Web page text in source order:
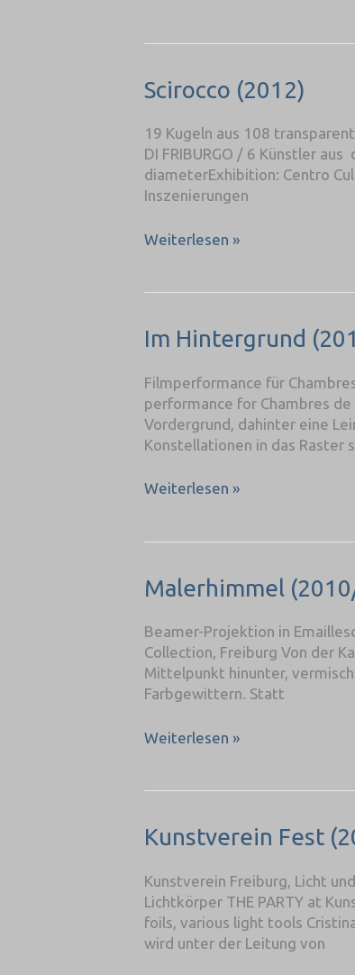
Scirocco (2012)
19 Kugeln aus 108
DI FRIBURGO / 6 Künstler
diameterExhibition: Centro
Inszenierungen
Scirocco
Weiterlesen »
Im Hintergrund
Filmperformance für
performance for Chambres
Vordergrund, dahinter eine
Konstellationen in das Raster
Im
(2012)
Weiterlesen »
Malerhimmel
Beamer-Projektion in
Collection, Freiburg Von der
Mittelpunkt hinunter,
Farbgewittern. Statt
Malerhimmel
Weiterlesen »
Kunstverein Fest
Kunstverein Freiburg, Licht
Lichtkörper THE PARTY at
foils, various light tools
wird unter der Leitung von
Kunstverein
(2009)